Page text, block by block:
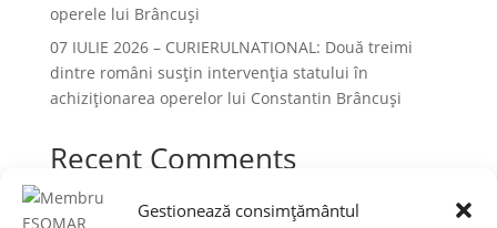
Gestionează consimțământul
operele lui Brâncuși
07 IULIE 2026 – CURIERULNATIONAL: Două treimi
dintre români susțin intervenția statului în
achiziționarea operelor lui Constantin Brâncuși
Recent Comments
Niciun comentariu de arătat.